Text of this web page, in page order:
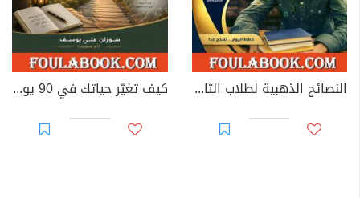
النصائح الذهبية لطلاب الثانوية كيف تغيّر حياتك في 90 يومًا